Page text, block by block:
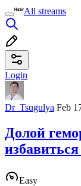
All streams
Login
Dr_Tsugulya Feb
Долой
Easy